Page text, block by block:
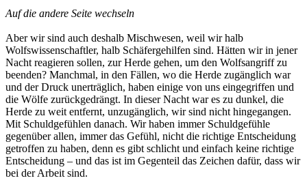
Auf die andere Seite wechseln
Aber wir sind auch deshalb Mischwesen, weil wir halb
Wolfswissenschaftler, halb Schäfergehilfen sind. Hätten wir in jener
Nacht reagieren sollen, zur Herde gehen, um den Wolfsangriff zu
beenden? Manchmal, in den Fällen, wo die Herde zugänglich war
und der Druck unerträglich, haben einige von uns eingegriffen und
die Wölfe zurückgedrängt. In dieser Nacht war es zu dunkel, die
Herde zu weit entfernt, unzugänglich, wir sind nicht hingegangen.
Mit Schuldgefühlen danach. Wir haben immer Schuldgefühle
gegenüber allen, immer das Gefühl, nicht die richtige Entscheidung
getroffen zu haben, denn es gibt schlicht und einfach keine richtige
Entscheidung – und das ist im Gegenteil das Zeichen dafür, dass wir
bei der Arbeit sind.